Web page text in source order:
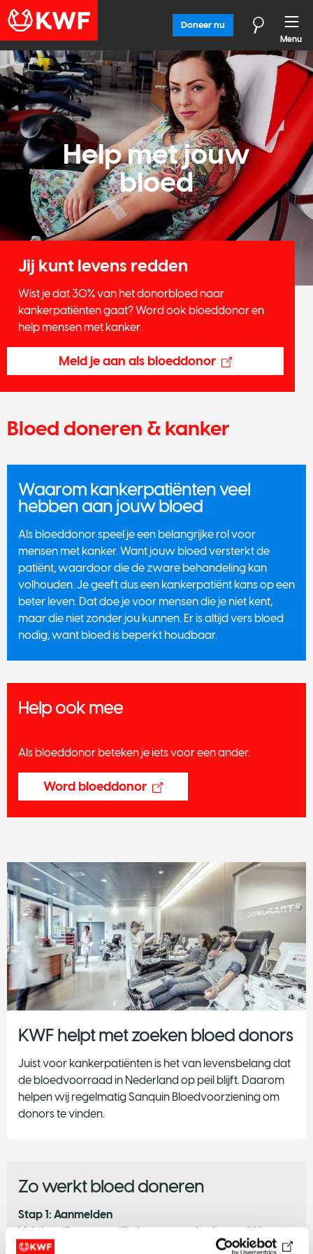
Doneer nu
Menu
Help met jouw
bloed
Jij kunt levens redden
Wist je dat 30% van het donorbloed naar
kankerpatiënten gaat? Word ook bloeddonor en
help mensen met kanker.
Meld je aan als bloeddonor
Bloed doneren & kanker
Waarom kankerpatiënten veel
hebben aan jouw bloed
Als bloeddonor speel je een belangrijke rol voor
mensen met kanker. Want jouw bloed versterkt de
patiënt, waardoor die de zware behandeling kan
volhouden. Je geeft dus een kankerpatiënt kans op een
beter leven. Dat doe je voor mensen die je niet kent,
maar die niet zonder jou kunnen. Er is altijd vers bloed
nodig, want bloed is beperkt houdbaar.
Help ook mee
Als bloeddonor beteken je iets voor een ander.
Word bloeddonor
KWF helpt met zoeken bloed donors
Juist voor kankerpatiënten is het van levensbelang dat
de bloedvoorraad in Nederland op peil blijft. Daarom
helpen wij regelmatig Sanquin Bloedvoorziening om
donors te vinden.
Zo werkt bloed doneren
Stap 1: Aanmelden
Vul de online vragenlijst in op sanquin.nl en meld je aan
als donor.